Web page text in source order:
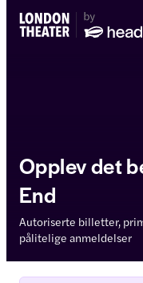
Opplev det
End
Autoriserte billetter,
pålitelige anmeldelser